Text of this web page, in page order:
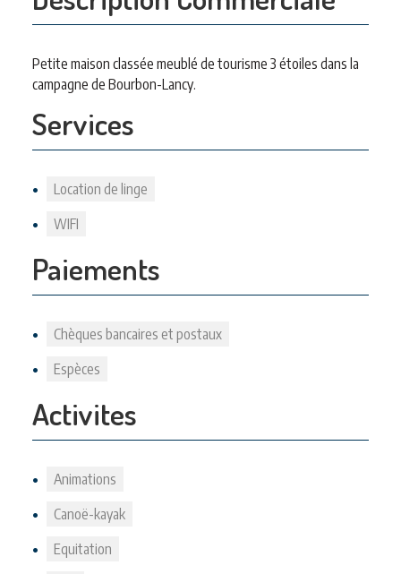
Petite maison classée meublé de tourisme 3 étoiles dans la
campagne de Bourbon-Lancy.
Services
Location de linge
WIFI
Paiements
Chèques bancaires et postaux
Espèces
Activites
Animations
Canoë-kayak
Equitation